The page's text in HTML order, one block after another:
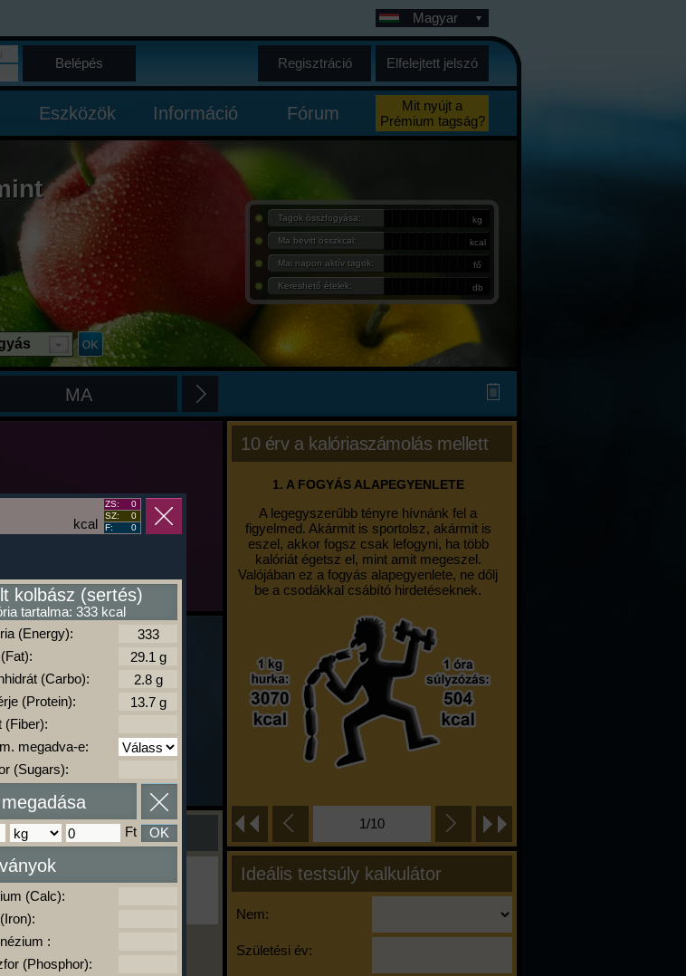
Magyar
Belépés Regisztráció Elfelejtett jelszó
Eszközök Információ Fórum
Mit nyújt a
Prémium tagság?
Tagok összfogyása: kg
Ma bevitt összkcal: kcal
Mai napon aktív tagok: fő
Kereshető ételek: db
MA
10 érv a kalóriaszámolás mellett
1. A FOGYÁS ALAPEGYENLETE
A legegyszerűbb tényre hívnánk fel a
figyelmed. Akármit is sportolsz, akármit is
eszel, akkor fogsz csak lefogyni, ha több
kalóriát égetsz el, mint amit megeszel.
Valójában ez a fogyás alapegyenlete, ne dőlj
be a csodákkal csábító hirdetéseknek.
1/10
Ideális testsúly kalkulátor
Nem:
Születési év:
nem eszel/sportolsz többet,
Szimulátor Prémium funkció.
kcal
ZS:
0
SZ:
0
F:
0
kolbász (sertés)
tartalma: 333 kcal
(Energy):
(Carbo):
(Protein):
(Fiber):
megadva-e:
(Sugars):
Ft OK
(Calc):
:
(Phosphor):